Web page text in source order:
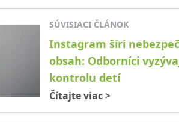
SÚVISIACI ČLÁNOK
Instagram šíri
obsah: Odborníci
kontrolu detí
Čítajte viac>